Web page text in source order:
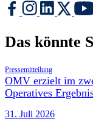
Das könnte
Pressemitteilung
OMV erzielt im
Operatives
31. Juli 2026